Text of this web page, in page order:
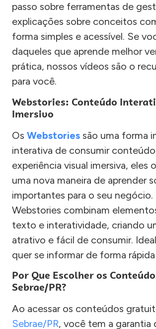
passo sobre ferramentas de
explicações sobre conceitos
forma simples e acessível. Se
daqueles que aprende melhor
prática, nossos vídeos são o
para você.
Webstories: Conteúdo
Imersivo
Os Webstories são uma forma
interativa de consumir
experiência visual imersiva, eles
uma nova maneira de aprender
importantes para o seu negócio.
Webstories combinam
texto e interatividade, criando
atrativo e fácil de consumir.
quer se informar de forma
Por Que Escolher os
Sebrae/PR?
Ao acessar os conteúdos
Sebrae/PR, você tem a garantia